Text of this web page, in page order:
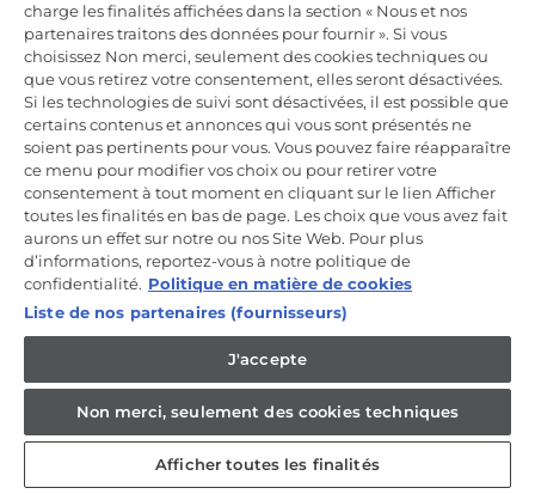
Inscrivez-vous et recevez -10% sur votre
première commande
CANDY HOOVER GROUP S.r.I. - Associé unique - SIÈGE SOCIAL :
Via Comolli, 57 - 20861 Brugherio (MB) - Italie - SIÈGES
ADMINISTRATIFS : Via Privata Eden Fumagalli snc - 20861
Brugherio (MB) et Via Trento n. 20/A-22 - 20871 Vimercate (MB) -
Italie - Tél. : +39.039.2086.1 - Fax : +39.039.2086.237 - Capital social
35 000 000,00 € iv - Cod. Code fiscal et numéro d'inscription au
registre du commerce de Milan-Monza-Brianza-Lodi 04666310158 -
Autorisation IT AEOF 211870 - Société soumise aux activités de
gestion et de coordination de Candy S.p.A.
FR / Français
charge les finalités affichées dans la section « Nous et nos
partenaires traitons des données pour fournir ». Si vous
choisissez Non merci, seulement des cookies techniques ou
que vous retirez votre consentement, elles seront désactivées.
Si les technologies de suivi sont désactivées, il est possible que
certains contenus et annonces qui vous sont présentés ne
soient pas pertinents pour vous. Vous pouvez faire réapparaître
ce menu pour modifier vos choix ou pour retirer votre
consentement à tout moment en cliquant sur le lien Afficher
toutes les finalités en bas de page. Les choix que vous avez fait
aurons un effet sur notre ou nos Site Web. Pour plus
d’informations, reportez-vous à notre politique de
confidentialité. Politique en matière de cookies
Liste de nos partenaires (fournisseurs)
J'accepte
Non merci, seulement des cookies techniques
Afficher toutes les finalités